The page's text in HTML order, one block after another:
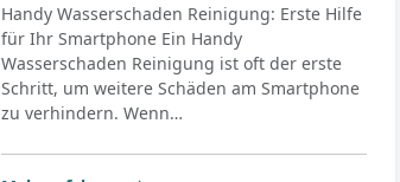
Handy Wasserschaden Reinigung: Erste Hilfe
für Ihr Smartphone Ein Handy
Wasserschaden Reinigung ist oft der erste
Schritt, um weitere Schäden am Smartphone
zu verhindern. Wenn…